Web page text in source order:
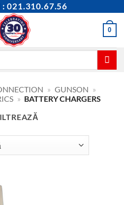
: 021.310.67.56
0
» GUNSON »
» BATTERY CHARGERS